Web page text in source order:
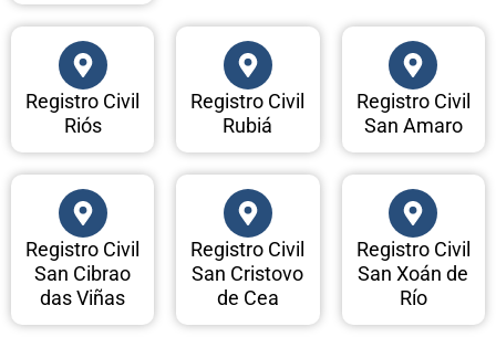
Registro Civil
Riós
Registro Civil
Rubiá
Registro Civil
San Amaro
Registro Civil
San Cibrao
das Viñas
Registro Civil
San Cristovo
de Cea
Registro Civil
San Xoán de
Río